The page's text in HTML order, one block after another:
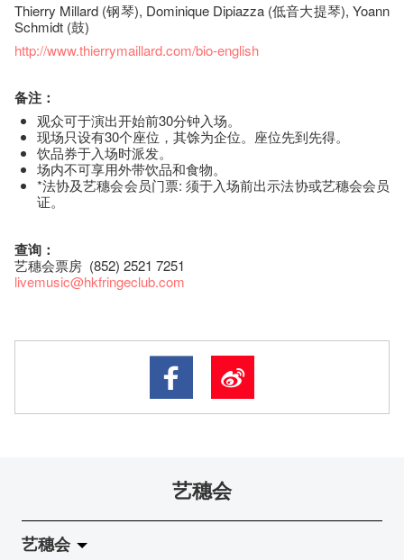
Thierry Millard (钢琴), Dominique Dipiazza (低音大提琴), Yoann
Schmidt (鼓)
http://www.thierrymaillard.com/bio-english
备注：
观众可于演出开始前30分钟入场。
现场只设有30个座位，其馀为企位。座位先到先得。
饮品券于入场时派发。
场内不可享用外带饮品和食物。
*法协及艺穗会会员门票: 须于入场前出示法协或艺穗会会员
证。
查询：
艺穗会票房 (852) 2521 7251
livemusic@hkfringeclub.com
艺穗会
艺穗会